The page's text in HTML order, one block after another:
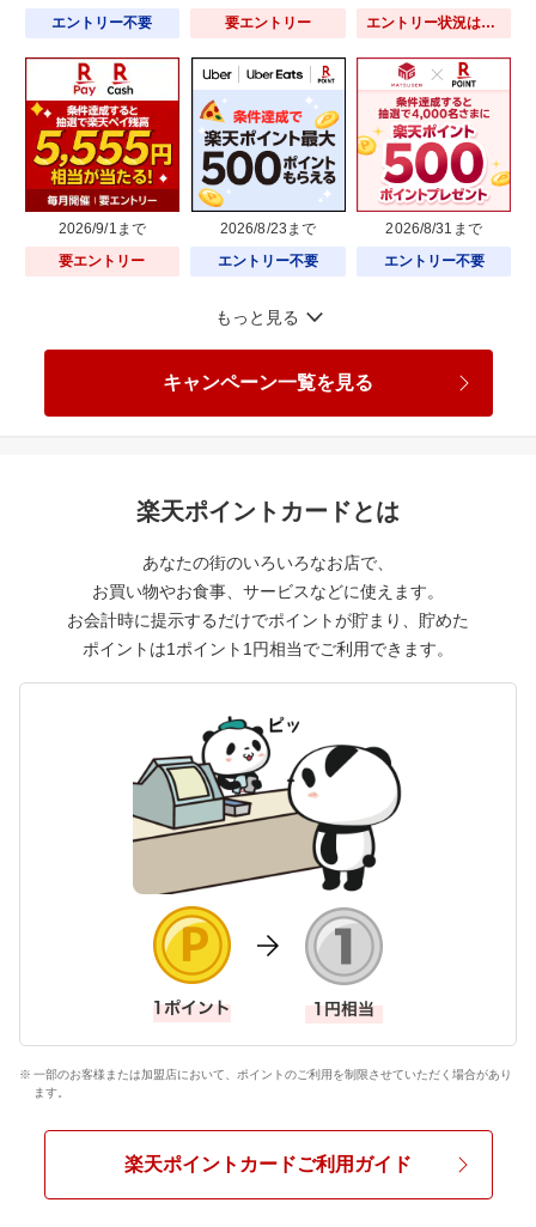
エントリー不要
要エントリー
エントリー状況はリンク先で確認可
2026/9/1まで
要エントリー
2026/8/23まで
エントリー不要
2026/8/31まで
エントリー不要
もっと見る
キャンペーン一覧を見る
楽天ポイントカードとは
あなたの街のいろいろなお店で、
お買い物やお食事、サービスなどに使えます。
お会計時に提示するだけでポイントが貯まり、 貯めた
ポイントは1ポイント1円相当でご利用できます。
一部のお客様または加盟店において、ポイントのご利用を制限させていただく場合があり
ます。
楽天ポイントカードご利用ガイド